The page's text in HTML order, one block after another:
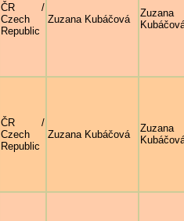
ČR /
Czech
Republic
Zuzana Kubáčová
Zuzana
ČR /
Czech
Republic
Zuzana Kubáčová
Zuzana